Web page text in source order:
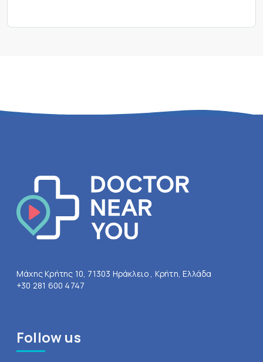
Μάχης Κρήτης 10, 71303 Ηράκλειο , Κρήτη, Ελλάδα
+30 281 600 4747
Follow us